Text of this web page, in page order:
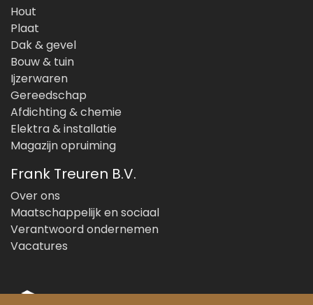
Hout
Plaat
Dak & gevel
Bouw & tuin
Ijzerwaren
Gereedschap
Afdichting & chemie
Elektra & installatie
Magazijn opruiming
Frank Treuren B.V.
Over ons
Maatschappelijk en sociaal
Verantwoord ondernemen
Vacatures